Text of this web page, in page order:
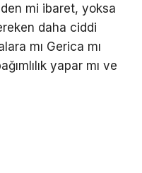
mi ibaret, yoksa
daha ciddi
mı Gerica mı
yapar mı ve